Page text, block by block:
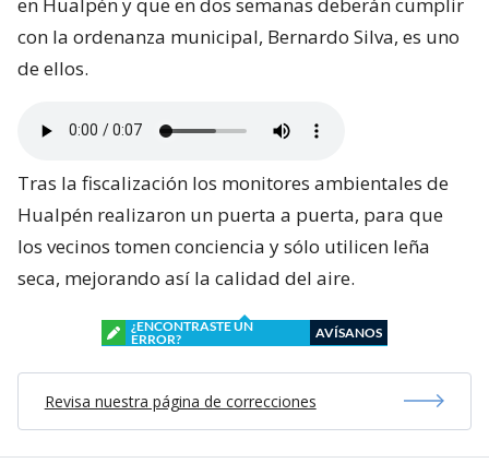
con la ordenanza municipal, Bernardo Silva, es uno
de ellos.
Tras la fiscalización los monitores ambientales de
Hualpén realizaron un puerta a puerta, para que
los vecinos tomen conciencia y sólo utilicen leña
seca, mejorando así la calidad del aire.
¿ENCONTRASTE UN
ERROR?
AVÍSANOS
Revisa nuestra página de correcciones